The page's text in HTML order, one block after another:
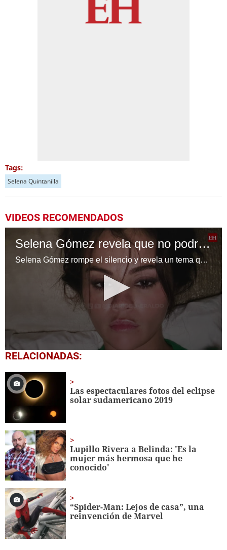
Tags:
Selena Quintanilla
VIDEOS RECOMENDADOS
Selena Gómez revela que no podrá tener hijos
Selena Gómez rompe el silencio y revela un tema que la ha afectado profundamente: su imposibilidad de tener hijos
0
seconds
1
minute,
40
seconds
RELACIONADAS:
Las espectaculares fotos del eclipse
solar sudamericano 2019
Lupillo Rivera a Belinda: 'Es la
mujer más hermosa que he
conocido'
“Spider-Man: Lejos de casa”, una
reinvención de Marvel